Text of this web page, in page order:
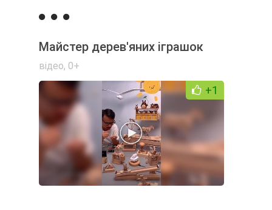
Майстер дерев'яних іграшок
відео, 0+
+1